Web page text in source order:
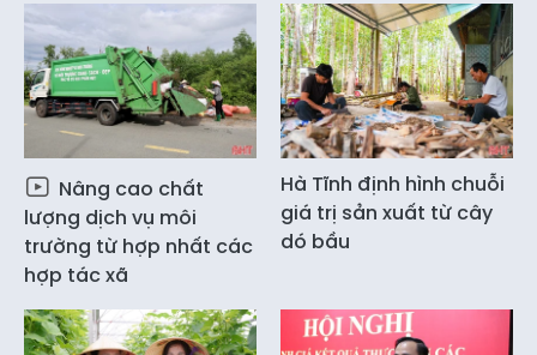
Nâng cao chất
lượng dịch vụ môi
trường từ hợp nhất các
hợp tác xã
Hà Tĩnh định hình chuỗi
giá trị sản xuất từ cây
dó bầu